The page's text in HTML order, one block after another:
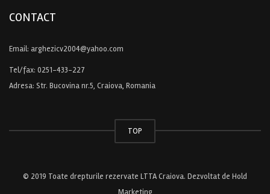
CONTACT
Email: arghezicv2004@yahoo.com
Tel/fax: 0251-433-227
Adresa: Str. Bucovina nr.5, Craiova, Romania
TOP
© 2019 Toate drepturile rezervate LTTA Craiova. Dezvoltat de Hold
Marketing